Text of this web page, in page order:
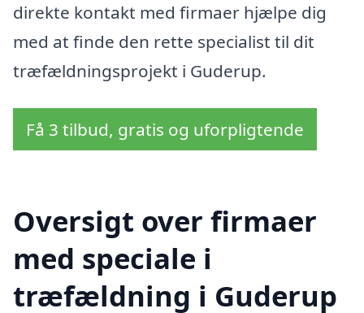
direkte kontakt med firmaer hjælpe dig
med at finde den rette specialist til dit
træfældningsprojekt i Guderup.
Få 3 tilbud, gratis og uforpligtende
Oversigt over firmaer
med speciale i
træfældning i Guderup